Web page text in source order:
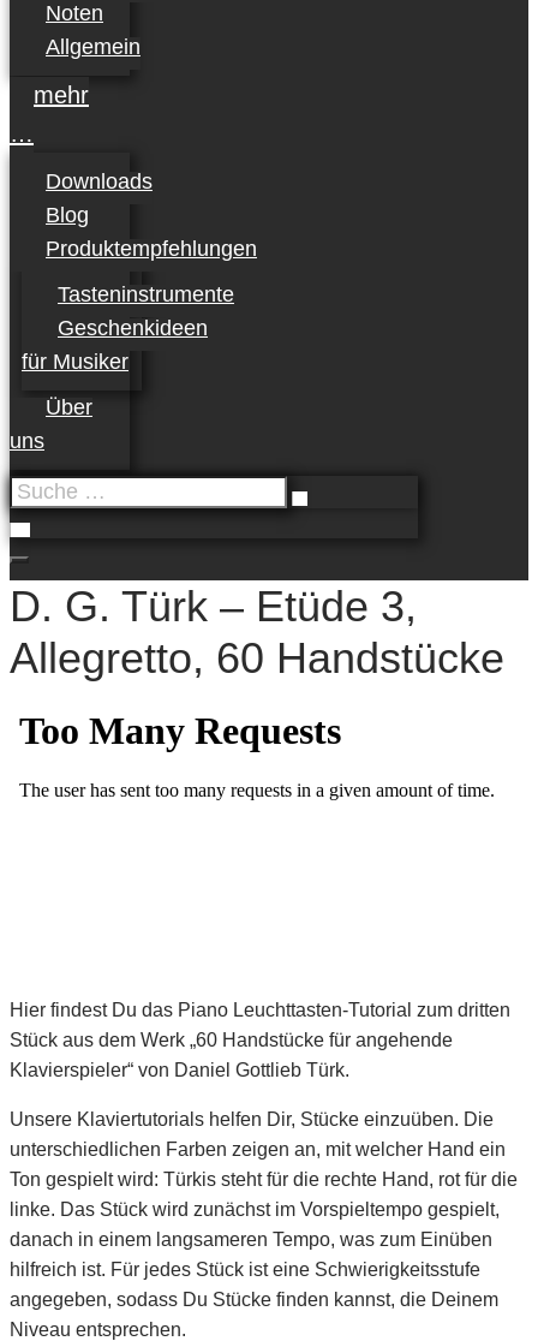
Noten
Allgemein
mehr
…
Downloads
Blog
Produktempfehlungen
Tasteninstrumente
Geschenkideen
für Musiker
Über
uns
Suche
…
D. G. Türk – Etüde 3,
Allegretto, 60 Handstücke
Hier findest Du das Piano Leuchttasten-Tutorial zum dritten
Stück aus dem Werk „60 Handstücke für angehende
Klavierspieler“ von Daniel Gottlieb Türk.
Unsere Klaviertutorials helfen Dir, Stücke einzuüben. Die
unterschiedlichen Farben zeigen an, mit welcher Hand ein
Ton gespielt wird: Türkis steht für die rechte Hand, rot für die
linke. Das Stück wird zunächst im Vorspieltempo gespielt,
danach in einem langsameren Tempo, was zum Einüben
hilfreich ist. Für jedes Stück ist eine Schwierigkeitsstufe
angegeben, sodass Du Stücke finden kannst, die Deinem
Niveau entsprechen.